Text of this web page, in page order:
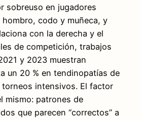
sobreuso en jugadores
codo y muñeca, y
con la derecha y el
de competición, trabajos
y 2023 muestran
un 20 % en tendinopatías de
intensivos. El factor
mismo: patrones de
que parecen “correctos” a